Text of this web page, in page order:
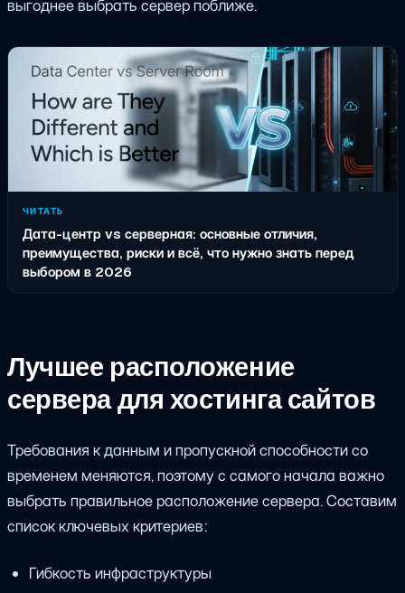
выгоднее выбрать сервер поближе.
ЧИТАТЬ
Дата-центр vs серверная: основные отличия,
преимущества, риски и всё, что нужно знать перед
выбором в 2026
Лучшее расположение
сервера для хостинга сайтов
Требования к данным и пропускной способности со
временем меняются, поэтому с самого начала важно
выбрать правильное расположение сервера. Составим
список ключевых критериев:
Гибкость инфраструктуры